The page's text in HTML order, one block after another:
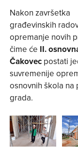
Nakon završetka
građevinskih
opremanje novih
čime će II.
Čakovec postati
suvremenije
osnovnih škola na
grada.